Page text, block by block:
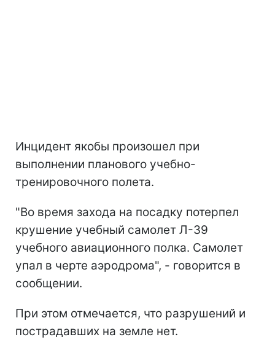
Инцидент якобы произошел при
выполнении планового учебно-
тренировочного полета.
"Во время захода на посадку потерпел
крушение учебный самолет Л-39
учебного авиационного полка. Самолет
упал в черте аэродрома", - говорится в
сообщении.
При этом отмечается, что разрушений и
пострадавших на земле нет.